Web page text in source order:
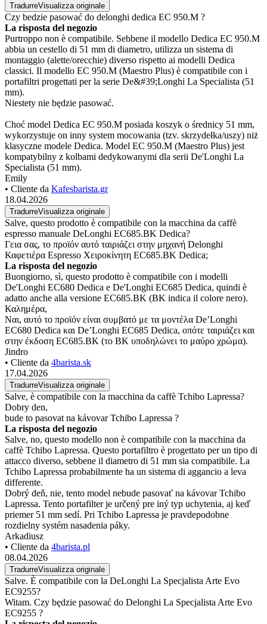
TradurreVisualizza originale
Czy bedzie pasować do delonghi dedica EC 950.M ?
La risposta del negozio
Purtroppo non è compatibile. Sebbene il modello Dedica EC 950.M
abbia un cestello di 51 mm di diametro, utilizza un sistema di
montaggio (alette/orecchie) diverso rispetto ai modelli Dedica
classici. Il modello EC 950.M (Maestro Plus) è compatibile con i
portafiltri progettati per la serie De&#39;Longhi La Specialista (51
mm).
Niestety nie będzie pasować.
Choć model Dedica EC 950.M posiada koszyk o średnicy 51 mm,
wykorzystuje on inny system mocowania (tzv. skrzydełka/uszy) niż
klasyczne modele Dedica. Model EC 950.M (Maestro Plus) jest
kompatybilny z kolbami dedykowanymi dla serii De'Longhi La
Specialista (51 mm).
Emily
• Cliente da Kafesbarista.gr
18.04.2026
TradurreVisualizza originale
Salve, questo prodotto è compatibile con la macchina da caffè
espresso manuale DeLonghi EC685.BK Dedica?
Γεια σας, το προϊόν αυτό ταιριάζει στην μηχανή Delonghi
Καφετιέρα Espresso Χειροκίνητη EC685.BK Dedica;
La risposta del negozio
Buongiorno, sì, questo prodotto è compatibile con i modelli
De'Longhi EC680 Dedica e De'Longhi EC685 Dedica, quindi è
adatto anche alla versione EC685.BK (BK indica il colore nero).
Καλημέρα,
Ναι, αυτό το προϊόν είναι συμβατό με τα μοντέλα De’Longhi
EC680 Dedica και De’Longhi EC685 Dedica, οπότε ταιριάζει και
στην έκδοση EC685.BK (το BK υποδηλώνει το μαύρο χρώμα).
Jindro
• Cliente da 4barista.sk
17.04.2026
TradurreVisualizza originale
Salve, è compatibile con la macchina da caffè Tchibo Lapressa?
Dobry den,
bude to pasovat na kávovar Tchibo Lapressa ?
La risposta del negozio
Salve, no, questo modello non è compatibile con la macchina da
caffè Tchibo Lapressa. Questo portafiltro è progettato per un tipo di
attacco diverso, sebbene il diametro di 51 mm sia compatibile. La
Tchibo Lapressa probabilmente ha un sistema di aggancio a leva
differente.
Dobrý deň, nie, tento model nebude pasovať na kávovar Tchibo
Lapressa. Tento portafilter je určený pre iný typ uchytenia, aj keď
priemer 51 mm sedí. Pri Tchibo Lapressa je pravdepodobne
rozdielny systém nasadenia páky.
Arkadiusz
• Cliente da 4barista.pl
08.04.2026
TradurreVisualizza originale
Salve. È compatibile con la DeLonghi La Specjalista Arte Evo
EC9255?
Witam. Czy będzie pasować do Delonghi La Specjalista Arte Evo
EC9255 ?